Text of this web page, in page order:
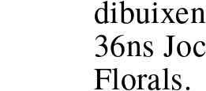
36ns
Florals.